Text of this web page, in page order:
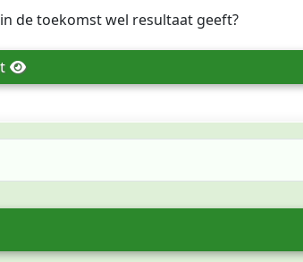
de toekomst wel resultaat geeft?